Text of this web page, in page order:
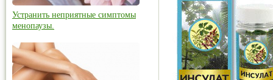
Устранить неприятные симптомы
менопаузы.